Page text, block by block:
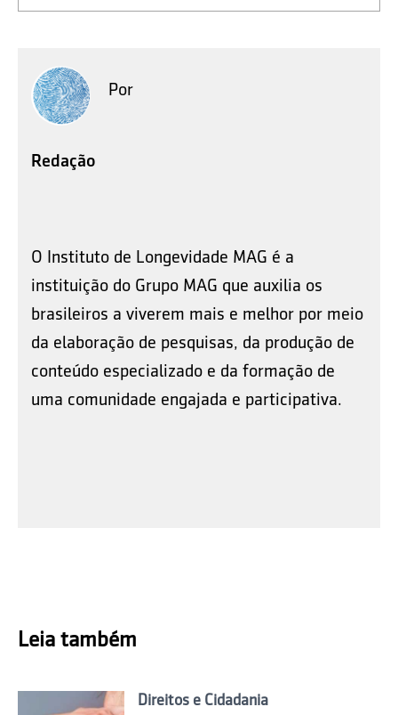
Por
Redação
O Instituto de Longevidade MAG é a
instituição do Grupo MAG que auxilia os
brasileiros a viverem mais e melhor por meio
da elaboração de pesquisas, da produção de
conteúdo especializado e da formação de
uma comunidade engajada e participativa.
Leia também
Direitos e Cidadania